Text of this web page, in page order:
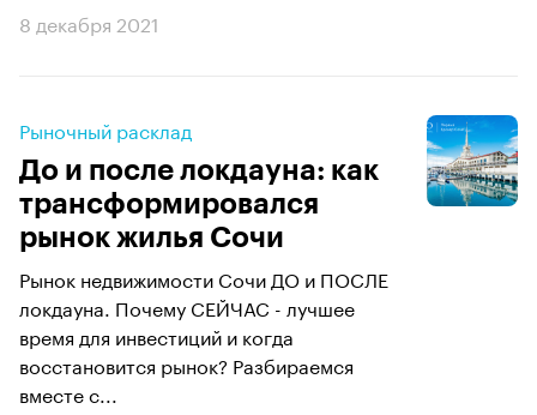
8 декабря 2021
Рыночный расклад
До и после локдауна: как
трансформировался
рынок жилья Сочи
Рынок недвижимости Сочи ДО и ПОСЛЕ
локдауна. Почему СЕЙЧАС - лучшее
время для инвестиций и когда
восстановится рынок? Разбираемся
вместе с...